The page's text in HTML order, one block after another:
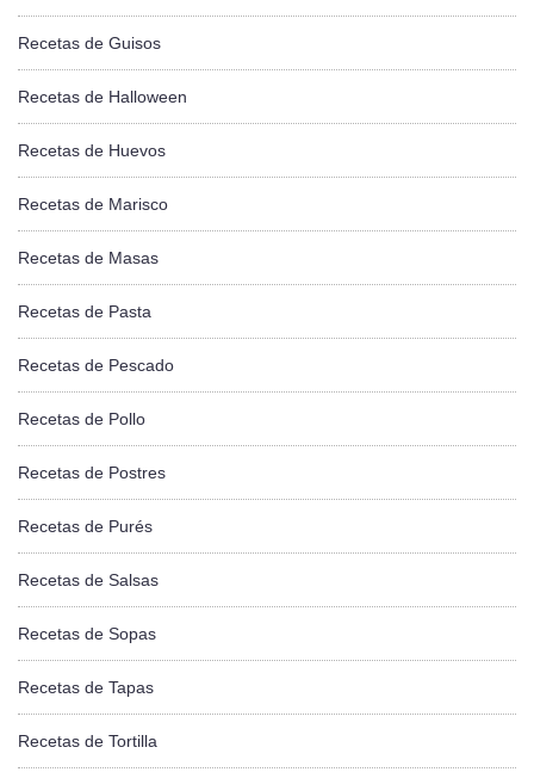
Recetas de Guisos
Recetas de Halloween
Recetas de Huevos
Recetas de Marisco
Recetas de Masas
Recetas de Pasta
Recetas de Pescado
Recetas de Pollo
Recetas de Postres
Recetas de Purés
Recetas de Salsas
Recetas de Sopas
Recetas de Tapas
Recetas de Tortilla